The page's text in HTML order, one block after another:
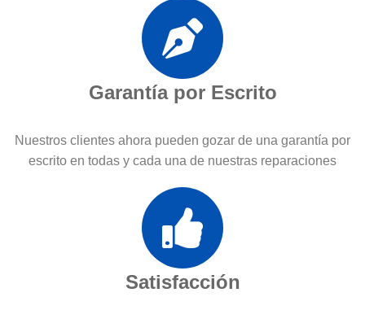
Garantía por Escrito
Nuestros clientes ahora pueden gozar de una garantía por
escrito en todas y cada una de nuestras reparaciones
Satisfacción